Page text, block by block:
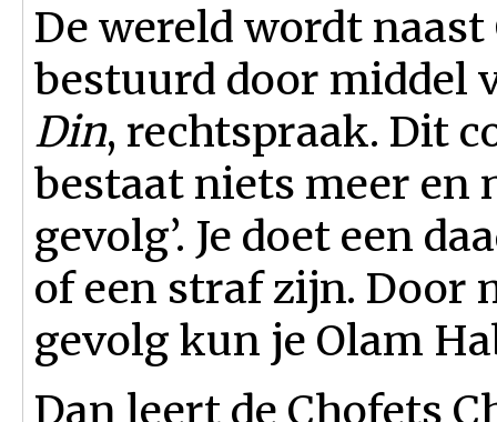
De wereld wordt naast
bestuurd door middel
Din, rechtspraak. Dit
bestaat niets meer en
gevolg’. Je doet een
of een straf zijn. Door
gevolg kun je Olam
Dan leert de Chofets